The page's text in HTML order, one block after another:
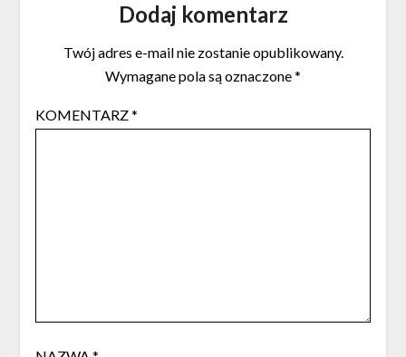
Dodaj komentarz
Twój adres e-mail nie zostanie opublikowany.
Wymagane pola są oznaczone*
KOMENTARZ*